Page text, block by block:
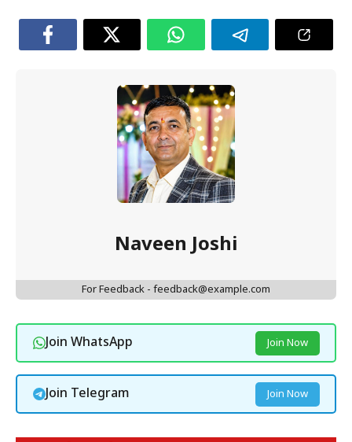
Naveen Joshi
For Feedback - feedback@example.com
Join WhatsApp Join Now
Join Telegram Join Now